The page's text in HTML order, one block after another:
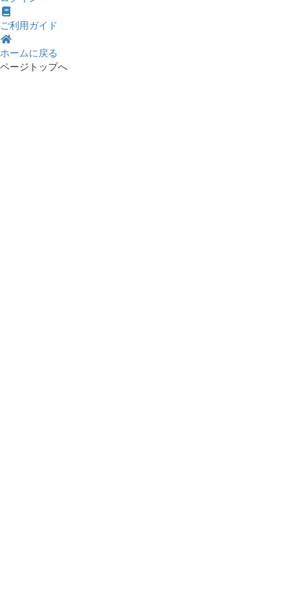
ご利用ガイド
ホームに戻る
ページトップへ